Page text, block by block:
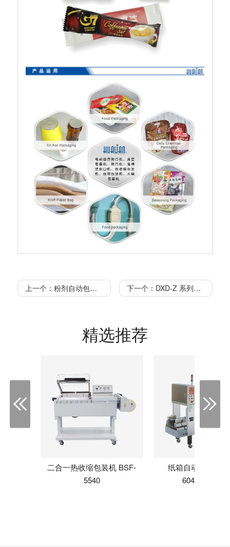
上一个：粉剂自动包装机 DXDF -500AX 下一个：DXD-Z 系列粽型自动包装机 DXDF-100ZAX
精选推荐
二合一热收缩包装机 BSF-
5540
纸箱自动成型机
6040A/8560A